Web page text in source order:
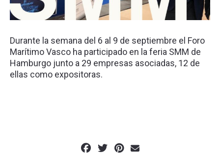
Durante la semana del 6 al 9 de septiembre el Foro
Marítimo Vasco ha participado en la feria SMM de
Hamburgo junto a 29 empresas asociadas, 12 de
ellas como expositoras.